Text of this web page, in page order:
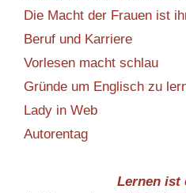
Die Macht der Frauen ist
Beruf und Karriere
Vorlesen macht schlau
Gründe um Englisch zu
Lady in Web
Autorentag
Lernen ist